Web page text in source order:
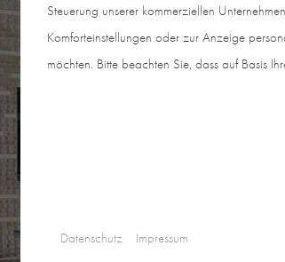
Steuerung unserer kommerziellen
Komforteinstellungen oder zur Anzeige
möchten. Bitte beachten Sie, dass auf Basis
Datenschutz Impressum